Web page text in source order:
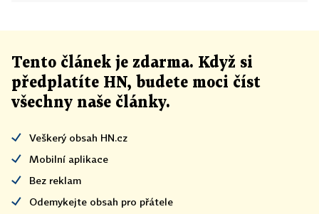
Tento článek je zdarma. Když si
předplatíte HN, budete moci číst
všechny naše články.
Veškerý obsah HN.cz
Mobilní aplikace
Bez reklam
Odemykejte obsah pro přátele